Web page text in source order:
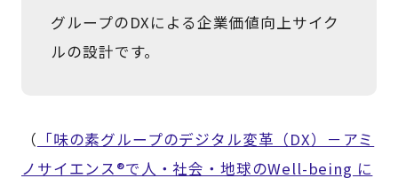
グループのDXによる企業価値向上サイク
ルの設計です。
（ 「味の素グループのデジタル変革（DX）－アミ
ノサイエンス®で人・社会・地球のWell-being に